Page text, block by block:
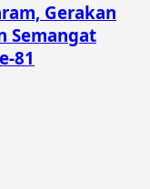
Gerakan
Semangat
81